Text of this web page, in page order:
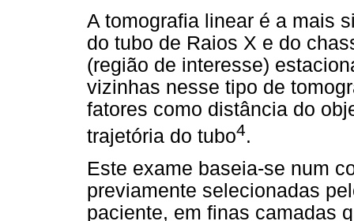
A tomografia linear é a mais
do tubo de Raios X e do
(região de interesse)
vizinhas nesse tipo de
fatores como distância do
trajetória do tubo4.
Este exame baseia-se num
previamente selecionadas
paciente, em finas camadas